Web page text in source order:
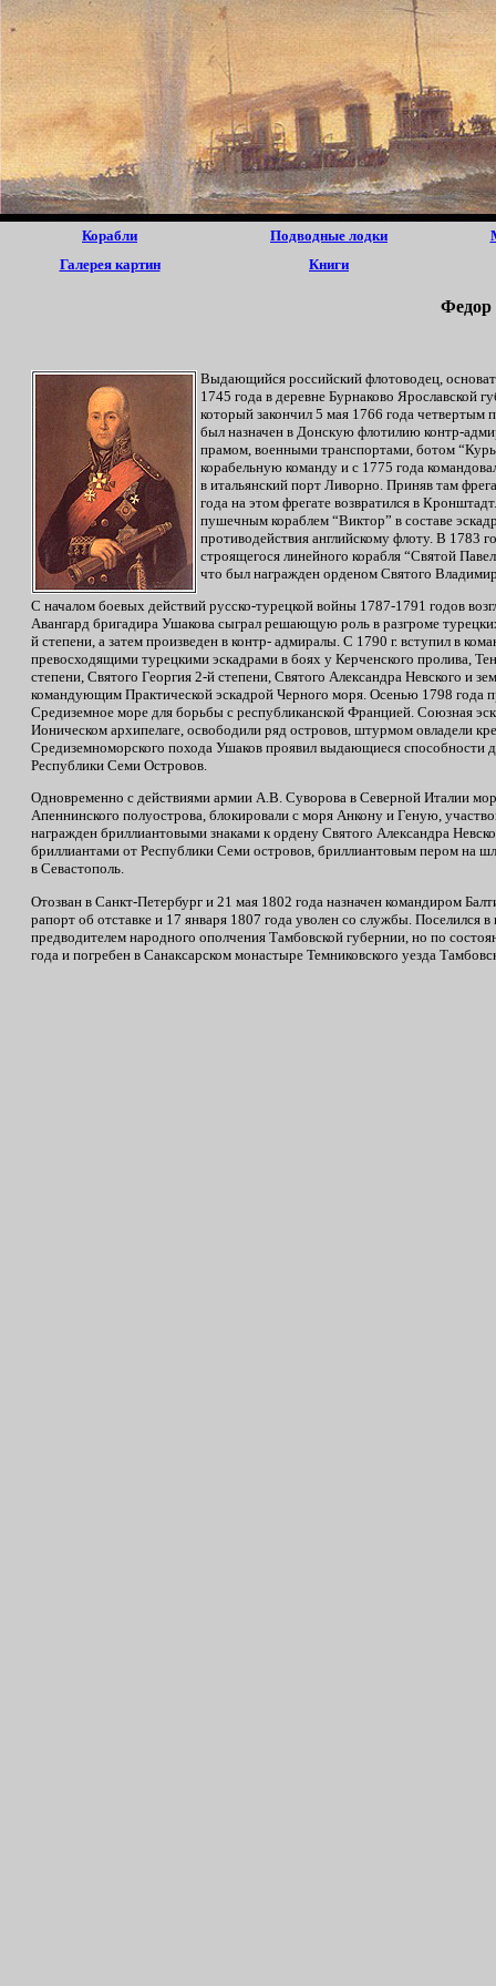
Корабли Подводные лодки
Галерея картин
Книги
Федор
Выдающийся российский флотоводец,
1745 года в деревне Бурнаково Ярославской
который закончил 5 мая 1766 года четвертым
был назначен в Донскую флотилию контр-
прамом, военными транспортами, ботом
корабельную команду и с 1775 года
в итальянский порт Ливорно. Приняв там
года на этом фрегате возвратился в
пушечным кораблем “Виктор” в составе
противодействия английскому флоту. В 1783
строящегося линейного корабля “Святой
что был награжден орденом Святого
С началом боевых действий русско-турецкой войны 1787-1791 годов
Авангард бригадира Ушакова сыграл решающую роль в разгроме
й степени, а затем произведен в контр- адмиралы. С 1790 г. вступил в
превосходящими турецкими эскадрами в боях у Керченского пролива,
степени, Святого Георгия 2-й степени, Святого Александра Невского и
командующим Практической эскадрой Черного моря. Осенью 1798 года
Средиземное море для борьбы с республиканской Францией. Союзная
Ионическом архипелаге, освободили ряд островов, штурмом овладели
Средиземноморского похода Ушаков проявил выдающиеся способности
Республики Семи Островов.
Одновременно с действиями армии А.В. Суворова в Северной Италии
Апеннинского полуострова, блокировали с моря Анкону и Геную,
награжден бриллиантовыми знаками к ордену Святого Александра
бриллиантами от Республики Семи островов, бриллиантовым пером на
в Севастополь.
Отозван в Санкт-Петербург и 21 мая 1802 года назначен командиром
рапорт об отставке и 17 января 1807 года уволен со службы.
предводителем народного ополчения Тамбовской губернии, но по
года и погребен в Санаксарском монастыре Темниковского уезда